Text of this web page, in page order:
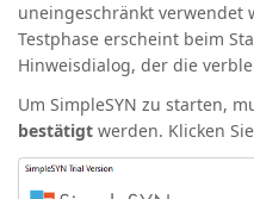
uneingeschränkt verwendet
Testphase erscheint beim
Hinweisdialog, der die
Um SimpleSYN zu starten,
bestätigt werden. Klicken